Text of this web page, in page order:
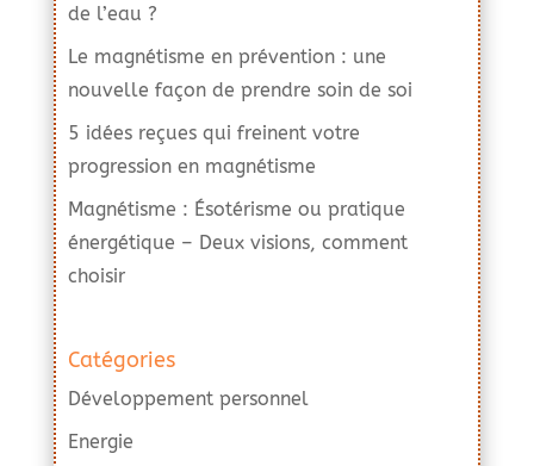
de l’eau ?
Le magnétisme en prévention : une
nouvelle façon de prendre soin de soi
5 idées reçues qui freinent votre
progression en magnétisme
Magnétisme : Ésotérisme ou pratique
énergétique – Deux visions, comment
choisir
Catégories
Développement personnel
Energie